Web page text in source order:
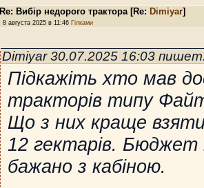
Re: Вибір недорого трактора [Re: Dimiyar]
8 августа 2025 в 11:46 Гілками
Dimiyar 30.07.2025 16:03
Підкажіть хто мав
тракторів типу
Що з них краще
12 гектарів. Бюджет
бажано з кабіною.